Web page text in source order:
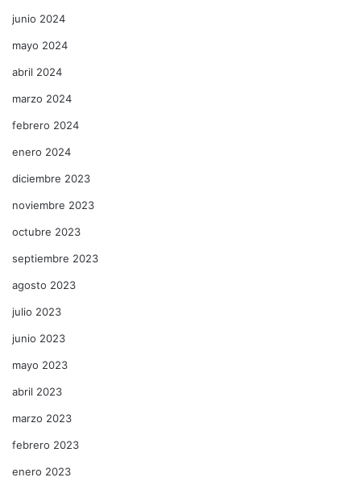
junio 2024
mayo 2024
abril 2024
marzo 2024
febrero 2024
enero 2024
diciembre 2023
noviembre 2023
octubre 2023
septiembre 2023
agosto 2023
julio 2023
junio 2023
mayo 2023
abril 2023
marzo 2023
febrero 2023
enero 2023